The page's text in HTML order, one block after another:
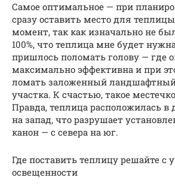
Самое оптимальное — при
сразу оставить место для
момент, так как изначально не
100%, что теплица мне будет
пришлось поломать голову — где
максимально эффективна и при
ломать заложенный
участка. К счастью, такое
Правда, теплица расположилась в
на запад, что разрушает
канон — с севера на юг.
Где поставить теплицу решайте с
освещенности